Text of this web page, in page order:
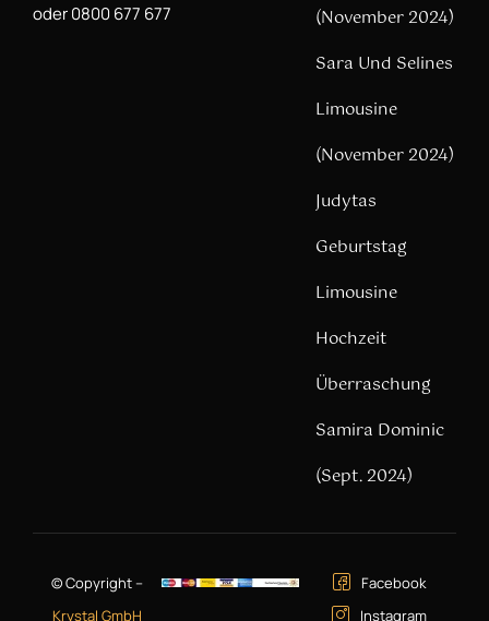
oder 0800 677 677
(November 2024)
Sara Und Selines
Limousine
(November 2024)
Judytas
Geburtstag
Limousine
Hochzeit
Überraschung
Samira Dominic
(Sept. 2024)
© Copyright –
Krystal GmbH
Facebook
Instagram